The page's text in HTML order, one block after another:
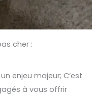
cher :
enjeu majeur; C’est
à vous offrir